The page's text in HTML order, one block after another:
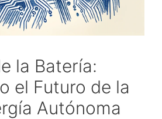
la Batería:
el Futuro de la
Autónoma